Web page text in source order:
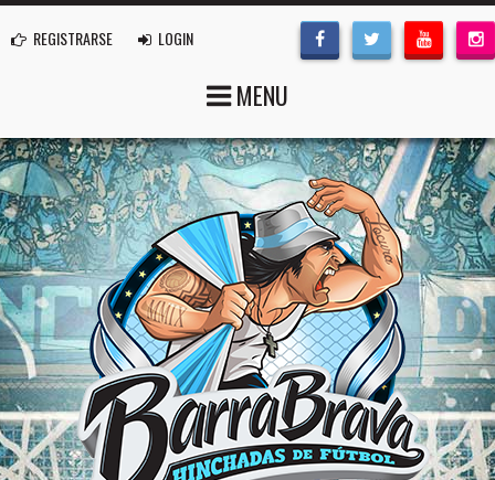
REGISTRARSE LOGIN
MENU